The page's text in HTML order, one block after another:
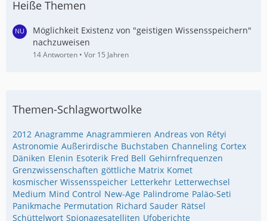
Heiße Themen
Möglichkeit Existenz von "geistigen Wissensspeichern"
nachzuweisen
14 Antworten Vor 15 Jahren
Themen-Schlagwortwolke
2012 Anagramme Anagrammieren Andreas von Rétyi
Astronomie Außerirdische Buchstaben Channeling Cortex
Däniken Elenin Esoterik Fred Bell Gehirnfrequenzen
Grenzwissenschaften göttliche Matrix Komet
kosmischer Wissensspeicher Letterkehr Letterwechsel
Medium Mind Control New-Age Palindrome Paläo-Seti
Panikmache Permutation Richard Sauder Rätsel
Schüttelwort Spionagesatelliten Ufoberichte